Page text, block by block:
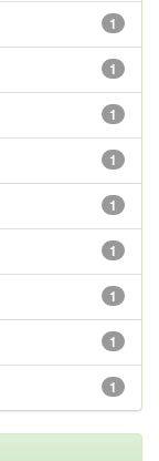
1
1
1
1
1
1
1
1
1